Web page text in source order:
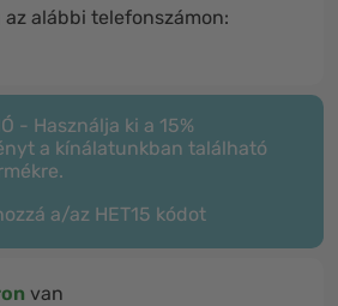
alábbi telefonszámon:
- Használja ki a 15%
a kínálatunkban található
a/az HET15 kódot
van